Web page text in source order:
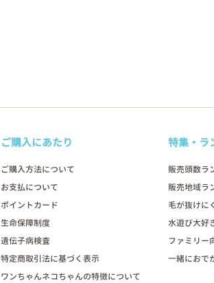
ご購入にあたり
ご購入方法について
お支払について
ポイントカード
生命保障制度
遺伝子病検査
特定商取引法に基づく表示
ワンちゃんネコちゃんの特徴について
特集・ラ
販売頭数ラ
販売地域ラ
毛が抜けに
水遊び大好
ファミリー
一緒におで